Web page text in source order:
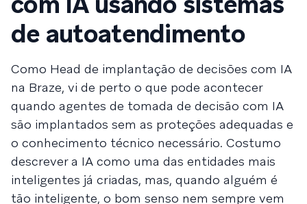
de autoatendimento
Como Head de implantação de decisões com IA
na Braze, vi de perto o que pode acontecer
quando agentes de tomada de decisão com IA
são implantados sem as proteções adequadas e
o conhecimento técnico necessário. Costumo
descrever a IA como uma das entidades mais
inteligentes já criadas, mas, quando alguém é
tão inteligente, o bom senso nem sempre vem